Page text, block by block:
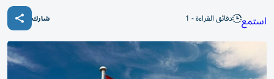
استمع دقائق القراءة - 1 شارك